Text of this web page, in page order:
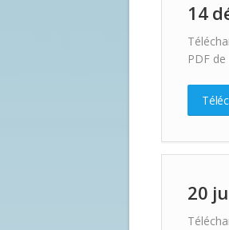
14
PDF
20